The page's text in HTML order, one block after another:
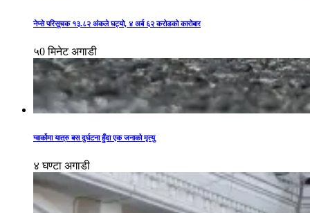
नेप्से परिसूचक १३.८२ अंकले घट्यो, ४ अर्ब ६२ करोडको कारोबार
५0 मिनेट अगाडी
ग्वार्कोमा यात्रु बस दुर्घटना हुँदा एक जनाको मृत्यु
४ घण्टा अगाडी